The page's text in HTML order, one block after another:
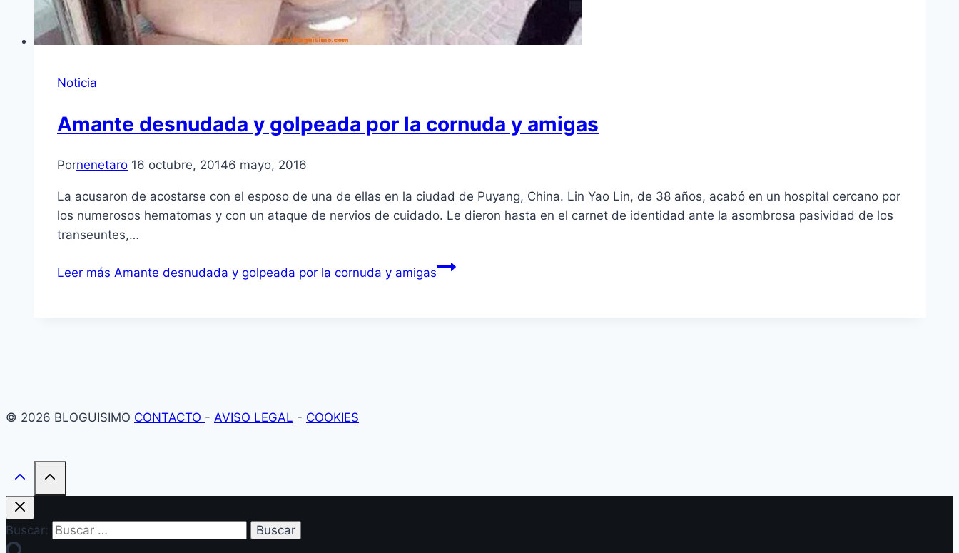
Noticia
Amante desnudada y golpeada por la cornuda y amigas
Pornenetaro 16 octubre, 20146 mayo, 2016
La acusaron de acostarse con el esposo de una de ellas en la ciudad de Puyang, China. Lin Yao Lin, de 38 años, acabó en un hospital cercano por
los numerosos hematomas y con un ataque de nervios de cuidado. Le dieron hasta en el carnet de identidad ante la asombrosa pasividad de los
transeuntes,…
Leer más Amante desnudada y golpeada por la cornuda y amigas
© 2026 BLOGUISIMO CONTACTO - AVISO LEGAL - COOKIES
Buscar: